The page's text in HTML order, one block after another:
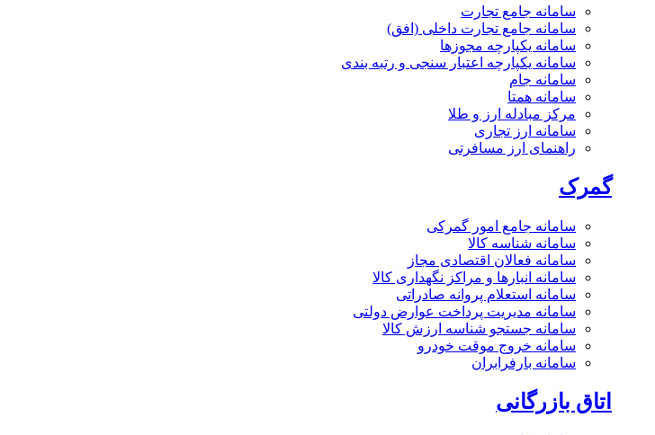
سامانه جامع تجارت
سامانه جامع تجارت داخلی (افق)
سامانه یکپارچه مجوزها
سامانه یکپارچه اعتبار سنجی و رتبه بندی
سامانه جام
سامانه همتا
مرکز مبادله ارز و طلا
سامانه ارز تجاری
راهنمای ارز مسافرتی
گمرک
سامانه جامع امور گمرکی
سامانه شناسه کالا
سامانه فعالان اقتصادی مجاز
سامانه انبارها و مراکز نگهداری کالا
سامانه استعلام پروانه صادراتی
سامانه مدیریت پرداخت عوارض دولتی
سامانه جستجو شناسه ارزش کالا
سامانه خروج موقت خودرو
سامانه بارفرابران
اتاق بازرگانی